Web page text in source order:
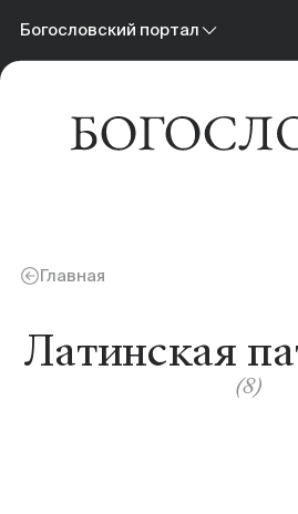
Богословский портал
Богословский портал
Новости
О нас
Главная
Латинская
(8)